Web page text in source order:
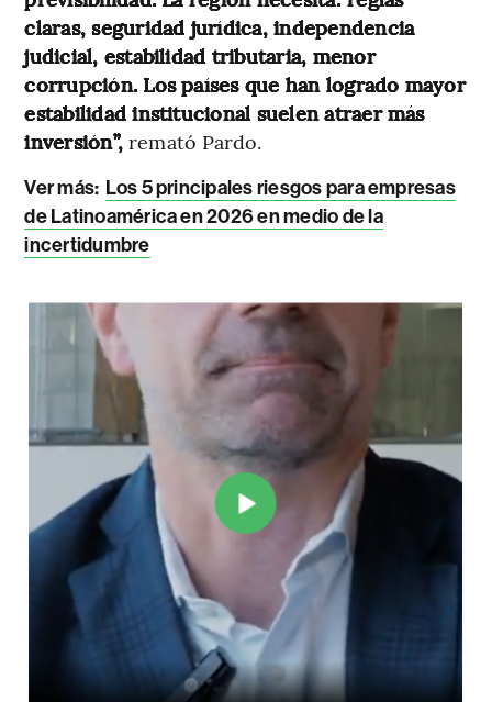
claras, seguridad jurídica, independencia
judicial, estabilidad tributaria, menor
corrupción. Los países que han logrado mayor
estabilidad institucional suelen atraer más
inversión”,remató Pardo.
Ver más: Los 5 principales riesgos para empresas
de Latinoamérica en 2026 en medio de la
incertidumbre